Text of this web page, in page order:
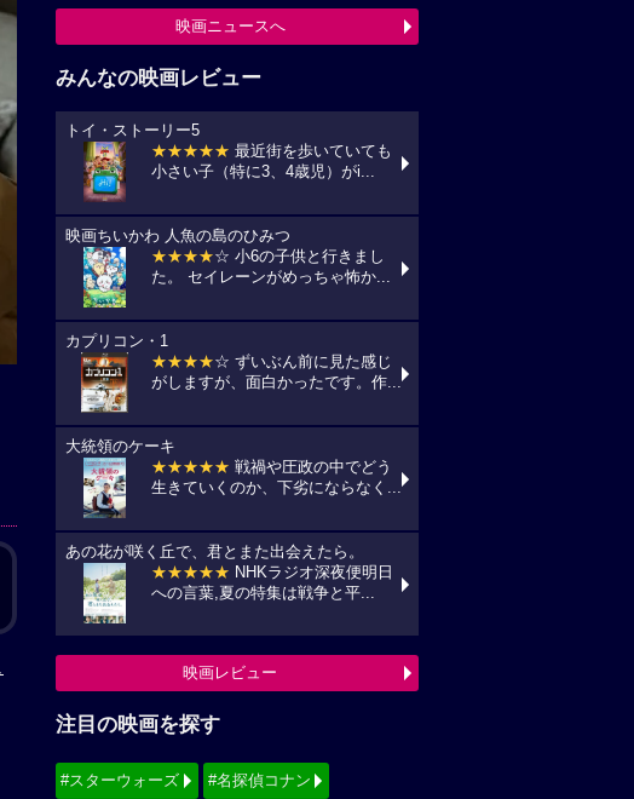
映画ニュースへ
みんなの映画レビュー
トイ・ストーリー5
★★★★★ 最近街を歩いていても
小さい子（特に3、4歳児）がi...
映画ちいかわ 人魚の島のひみつ
★★★★☆ 小6の子供と行きまし
た。 セイレーンがめっちゃ怖か...
カプリコン・1
★★★★☆ ずいぶん前に見た感じ
がしますが、面白かったです。作...
大統領のケーキ
★★★★★ 戦禍や圧政の中でどう
生きていくのか、下劣にならなく...
あの花が咲く丘で、君とまた出会えたら。
★★★★★ NHKラジオ深夜便明日
への言葉,夏の特集は戦争と平...
映画レビュー
注目の映画を探す
#スターウォーズ #名探偵コナン